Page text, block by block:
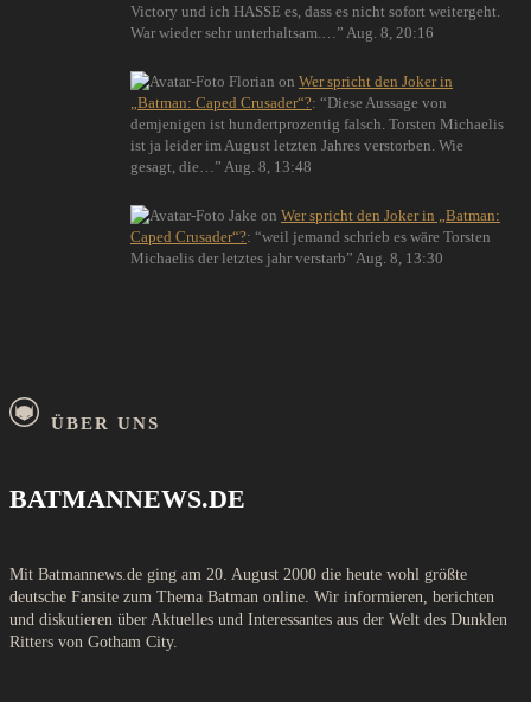
Victory und ich HASSE es, dass es nicht sofort weitergeht.
War wieder sehr unterhaltsam.… ” Aug. 8, 20:16
Florian on Wer spricht den Joker in
„Batman: Caped Crusader“?: “Diese Aussage von
demjenigen ist hundertprozentig falsch. Torsten Michaelis
ist ja leider im August letzten Jahres verstorben. Wie
gesagt, die… ” Aug. 8, 13:48
Jake on Wer spricht den Joker in „Batman:
Caped Crusader“?: “weil jemand schrieb es wäre Torsten
Michaelis der letztes jahr verstarb” Aug. 8, 13:30
ÜBER UNS
BATMANNEWS.DE
Mit Batmannews.de ging am 20. August 2000 die heute wohl größte
deutsche Fansite zum Thema Batman online. Wir informieren, berichten
und diskutieren über Aktuelles und Interessantes aus der Welt des Dunklen
Ritters von Gotham City.